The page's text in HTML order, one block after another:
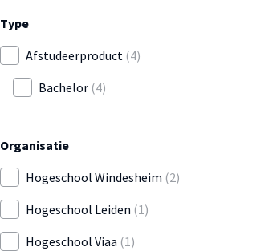
Type
Afstudeerproduct (4)
Bachelor (4)
Organisatie
Hogeschool Windesheim (2)
Hogeschool Leiden (1)
Hogeschool Viaa (1)